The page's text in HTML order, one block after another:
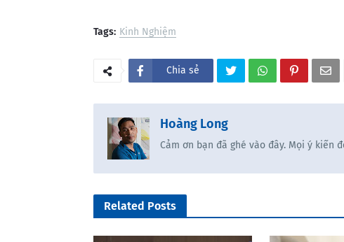
Tags: Kinh Nghiệm
Chia sẻ
Hoàng Long
Cảm ơn bạn đã ghé vào đây. Mọi ý kiến
Related Posts